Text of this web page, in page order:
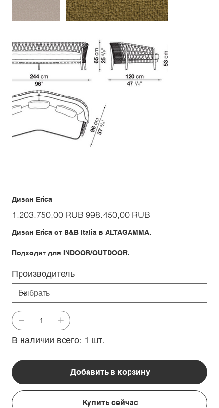
Диван Erica
Первоначальная
цена
1.203.750,00 RUB Спеццена
998.450,00 RUB
Диван Erica от B&B Italia в ALTAGAMMA.
Подходит для INDOOR/OUTDOOR.
Производитель
В наличии всего: 1 шт.
Добавить в корзину
Купить сейчас